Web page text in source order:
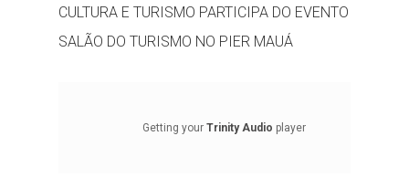
CULTURA E TURISMO PARTICIPA DO EVENTO
SALÃO DO TURISMO NO PIER MAUÁ
Getting your Trinity Audio player